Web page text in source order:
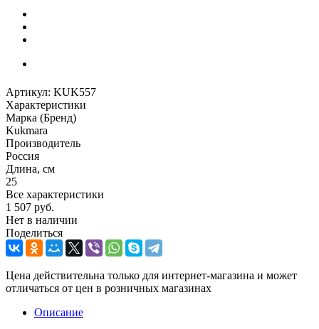
Артикул: KUK557
Характеристики
Марка (Бренд)
Kukmara
Производитель
Россия
Длина, см
25
Все характеристики
1 507 руб.
Нет в наличии
Поделиться
Цена действительна только для интернет-магазина и может
отличаться от цен в розничных магазинах
Описание